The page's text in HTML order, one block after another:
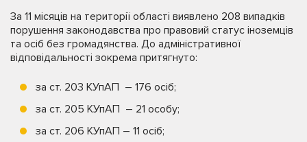
За 11 місяців на території області виявлено 208 випадків
порушення законодавства про правовий статус іноземців
та осіб без громадянства. До адміністративної
відповідальності зокрема притягнуто:
за ст. 203 КУпАП – 176 осіб;
за ст. 205 КУпАП – 21 особу;
за ст. 206 КУпАП – 11 осіб;